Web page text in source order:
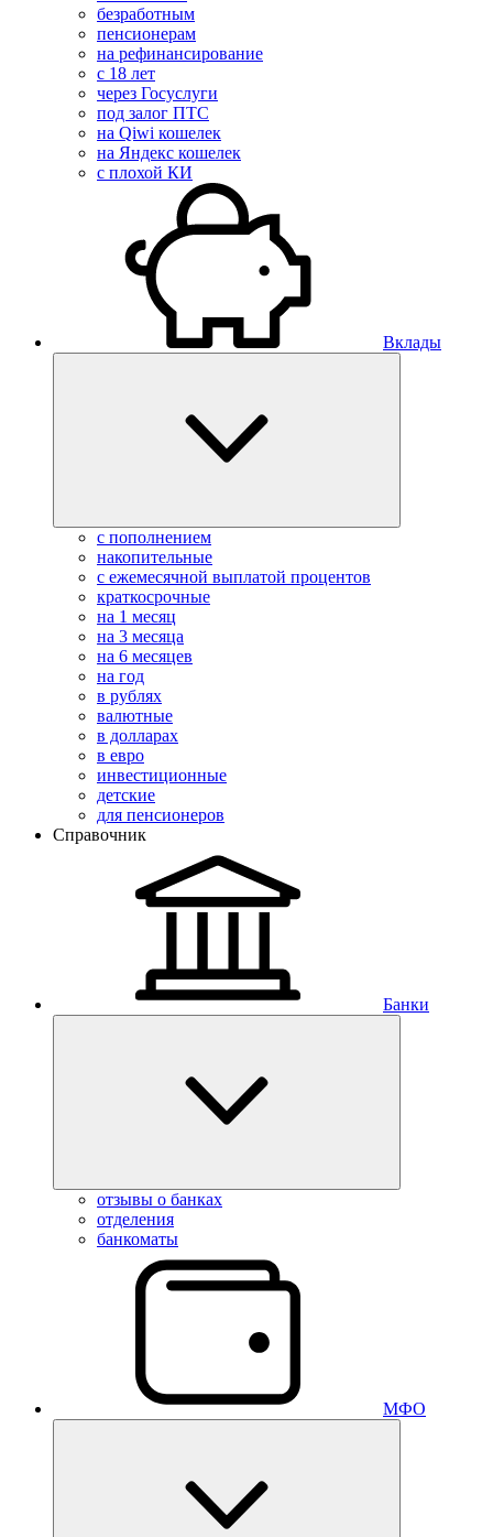
безработным
пенсионерам
на рефинансирование
с 18 лет
через Госуслуги
под залог ПТС
на Qiwi кошелек
на Яндекс кошелек
с плохой КИ
Вклады
с пополнением
накопительные
с ежемесячной выплатой процентов
краткосрочные
на 1 месяц
на 3 месяца
на 6 месяцев
на год
в рублях
валютные
в долларах
в евро
инвестиционные
детские
для пенсионеров
Справочник
Банки
отзывы о банках
отделения
банкоматы
МФО